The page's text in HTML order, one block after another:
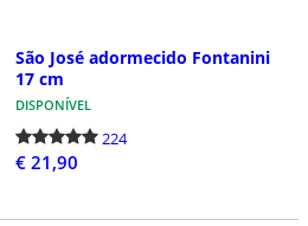
São José adormecido Fontanini
17 cm
DISPONÍVEL
224
€ 21,90